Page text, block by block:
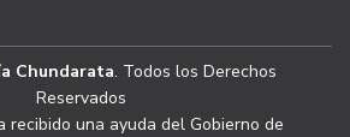
Chundarata. Todos los Derechos
Reservados
recibido una ayuda del Gobierno de